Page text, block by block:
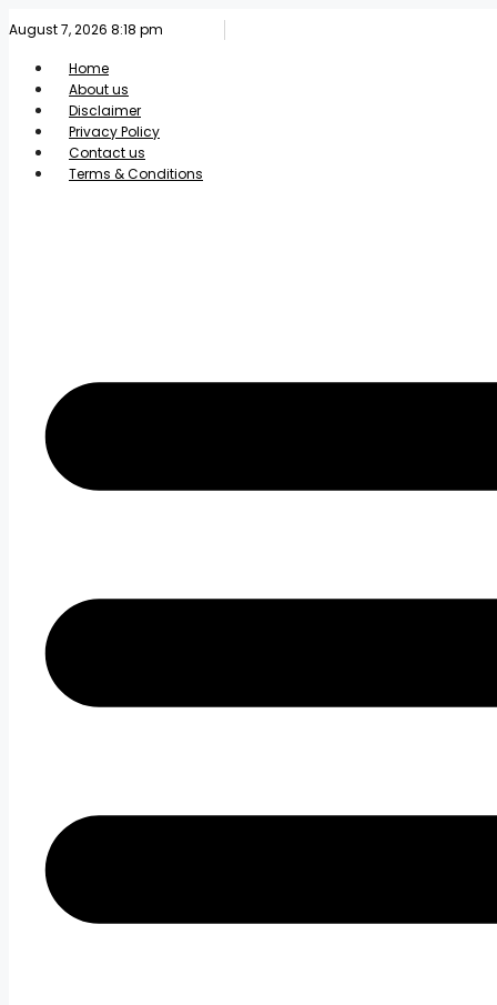
to
August 7, 2026 8:18 pm
Home
About us
Disclaimer
Privacy Policy
Contact us
Terms & Conditions